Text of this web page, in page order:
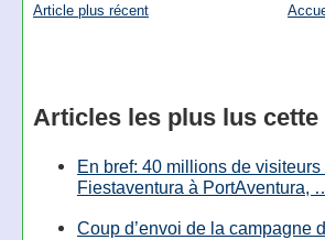
Article plus récent
Articles les plus lus cette
En bref: 40 millions de
Fiestaventura à PortAventura,
Coup d’envoi de la campagne